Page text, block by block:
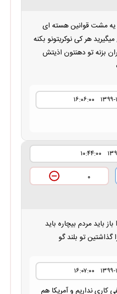
یه مشت قوانین هسته ای
هر کی نوکریتونو بکنه
بزنه تو دهنتون اذیتش
۱۶:۰۶:۰۰
۰
باید مردم بیچاره باید
تو بلند گو
۱۶:۰۷:۰۰
کاری نداریم و آمریکا هم